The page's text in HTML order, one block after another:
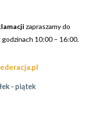
zapraszamy do
10:00 – 16:00.
- piątek